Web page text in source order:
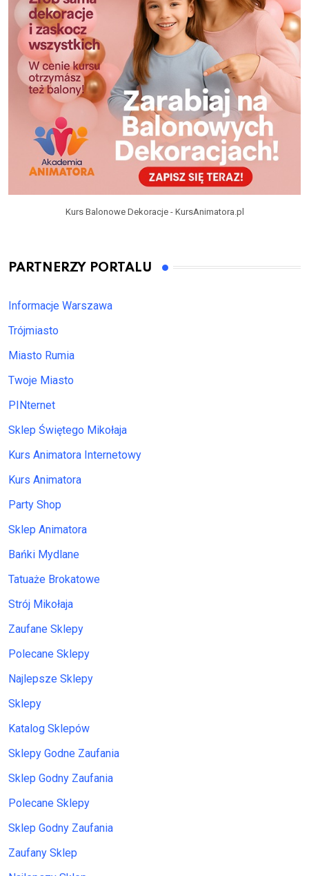
Kurs Balonowe Dekoracje - KursAnimatora.pl
PARTNERZY PORTALU
Informacje Warszawa
Trójmiasto
Miasto Rumia
Twoje Miasto
PINternet
Sklep Świętego Mikołaja
Kurs Animatora Internetowy
Kurs Animatora
Party Shop
Sklep Animatora
Bańki Mydlane
Tatuaże Brokatowe
Strój Mikołaja
Zaufane Sklepy
Polecane Sklepy
Najlepsze Sklepy
Sklepy
Katalog Sklepów
Sklepy Godne Zaufania
Sklep Godny Zaufania
Polecane Sklepy
Sklep Godny Zaufania
Zaufany Sklep